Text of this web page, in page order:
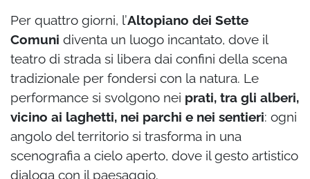
Per quattro giorni, l’Altopiano dei Sette
Comuni diventa un luogo incantato, dove il
teatro di strada si libera dai confini della scena
tradizionale per fondersi con la natura. Le
performance si svolgono nei prati, tra gli alberi,
vicino ai laghetti, nei parchi e nei sentieri: ogni
angolo del territorio si trasforma in una
scenografia a cielo aperto, dove il gesto artistico
dialoga con il paesaggio.